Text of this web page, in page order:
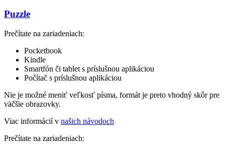
Puzzle
Prečítate na zariadeniach:
Pocketbook
Kindle
Smartfón či tablet s príslušnou aplikáciou
Počítač s príslušnou aplikáciou
Nie je možné meniť veľkosť písma, formát je preto vhodný skôr pre
väčšie obrazovky.
Viac informácií v našich návodoch
Prečítate na zariadeniach: